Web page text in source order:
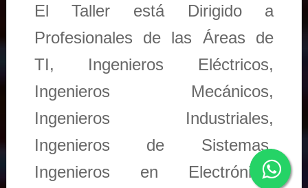
El Taller está Dirigido a
Profesionales de las Áreas de
TI, Ingenieros Eléctricos,
Ingenieros Mecánicos,
Ingenieros Industriales,
Ingenieros de Sistemas,
Ingenieros en Electrónica,